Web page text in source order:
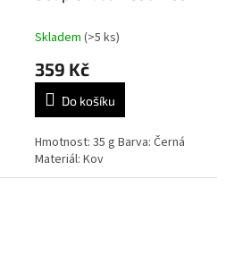
Skladem (>5 ks)
359 Kč
Do košíku
Hmotnost: 35 g Barva: Černá
Materiál: Kov